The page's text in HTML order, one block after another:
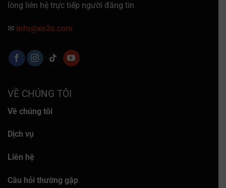
lòng liên hệ trực tiếp người đăng tin
✉ info@xe3s.com
VỀ CHÚNG TÔI
Về chúng tôi
Dịch vụ
Liên hệ
Câu hỏi thường gặp